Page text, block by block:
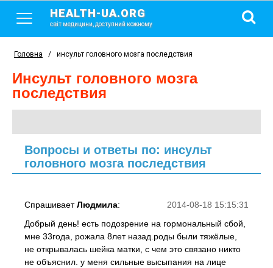
HEALTH-UA.ORG
світ медицини, доступний кожному
Головна / инсульт головного мозга последствия
инсульт головного мозга
последствия
Вопросы и ответы по: инсульт
головного мозга последствия
2014-08-18 15:15:31
СпрашиваетЛюдмила:
Добрый день! есть подозрение на гормональный сбой,
мне 33года, рожала 8лет назад.роды были тяжёлые,
не открывалась шейка матки, с чем это связано никто
не объяснил. у меня сильные высыпания на лице